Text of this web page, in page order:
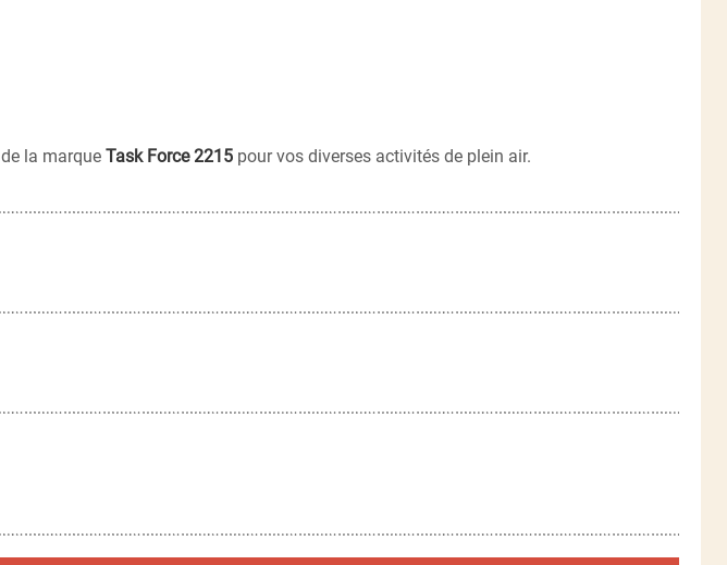
de la marque Task Force 2215 pour vos diverses activités de plein air.